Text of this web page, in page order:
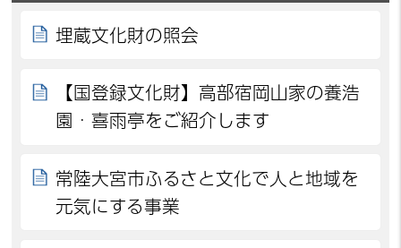
埋蔵文化財の照会
【国登録文化財】高部宿岡山家の養浩
園・喜雨亭をご紹介します
常陸大宮市ふるさと文化で人と地域を
元気にする事業